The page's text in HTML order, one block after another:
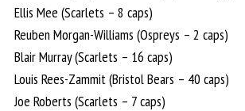
Ellis Mee (Scarlets – 8 caps)
Reuben Morgan-Williams (Ospreys – 2 caps)
Blair Murray (Scarlets – 16 caps)
Louis Rees-Zammit (Bristol Bears – 40 caps)
Joe Roberts (Scarlets – 7 caps)